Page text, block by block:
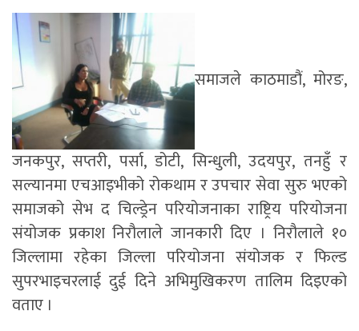
समाजले काठमाडौं, मोरङ,
जनकपुर, सप्तरी, पर्सा, डोटी, सिन्धुली, उदयपुर, तनहुँ र
सल्यानमा एचआइभीको रोकथाम र उपचार सेवा सुरु भएको
समाजको सेभ द चिल्ड्रेन परियोजनाका राष्ट्रिय परियोजना
संयोजक प्रकाश निरौलाले जानकारी दिए । निरौलाले १०
जिल्लामा रहेका जिल्ला परियोजना संयोजक र फिल्ड
सुपरभाइचरलाई दुई दिने अभिमुखिकरण तालिम दिइएको
वताए ।